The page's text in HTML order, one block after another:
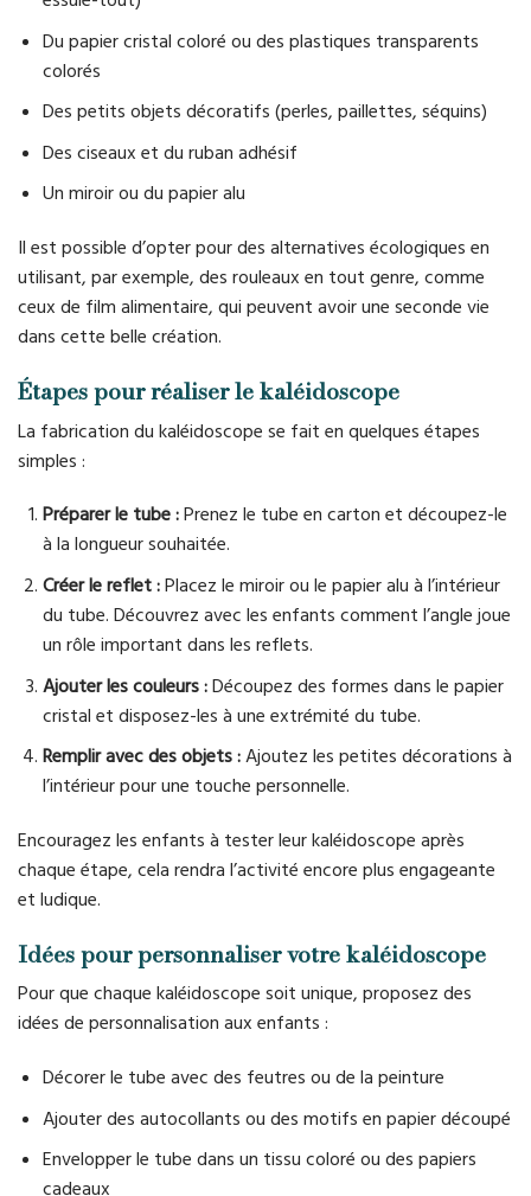
Du papier cristal coloré ou des plastiques transparents
colorés
Des petits objets décoratifs (perles, paillettes, séquins)
Des ciseaux et du ruban adhésif
Un miroir ou du papier alu
Il est possible d’opter pour des alternatives écologiques en
utilisant, par exemple, des rouleaux en tout genre, comme
ceux de film alimentaire, qui peuvent avoir une seconde vie
dans cette belle création.
Étapes pour réaliser le kaléidoscope
La fabrication du kaléidoscope se fait en quelques étapes
simples :
Préparer le tube :Prenez le tube en carton et découpez-le
à la longueur souhaitée.
Créer le reflet :Placez le miroir ou le papier alu à l’intérieur
du tube. Découvrez avec les enfants comment l’angle joue
un rôle important dans les reflets.
Ajouter les couleurs :Découpez des formes dans le papier
cristal et disposez-les à une extrémité du tube.
Remplir avec des objets :Ajoutez les petites décorations à
l’intérieur pour une touche personnelle.
Encouragez les enfants à tester leur kaléidoscope après
chaque étape, cela rendra l’activité encore plus engageante
et ludique.
Idées pour personnaliser votre kaléidoscope
Pour que chaque kaléidoscope soit unique, proposez des
idées de personnalisation aux enfants :
Décorer le tube avec des feutres ou de la peinture
Ajouter des autocollants ou des motifs en papier découpé
Envelopper le tube dans un tissu coloré ou des papiers
cadeaux